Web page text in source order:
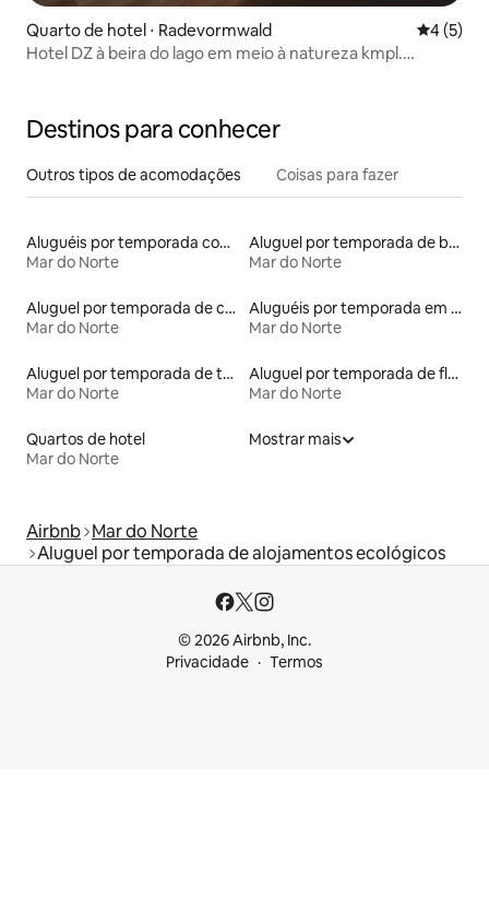
Quarto de hotel ⋅ Radevormwald 4 de
4 (5)
Hotel DZ à beira do lago em meio à natureza kmpl.
Destinos para conhecer
Outros tipos de acomodações Coisas para fazer
Aluguéis por temporada com café da manhã
Mar do Norte
Aluguel por temporada de barcos
Mar do Norte
Aluguel por temporada de casas-barco
Mar do Norte
Aluguéis por temporada em albergue
Mar do Norte
Aluguel por temporada de townhouses
Mar do Norte
Aluguel por temporada de flats
Mar do Norte
Quartos de hotel
Mar do Norte
Mostrar mais
Airbnb Mar do Norte
Aluguel por temporada de alojamentos ecológicos
© 2026 Airbnb, Inc.
Privacidade
Termos